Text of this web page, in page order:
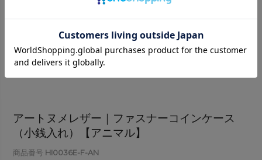
アートヌメレザー｜ファスナーコインケース
（小銭入れ）【アニマル】
商品番号 HI0036E-F-AN